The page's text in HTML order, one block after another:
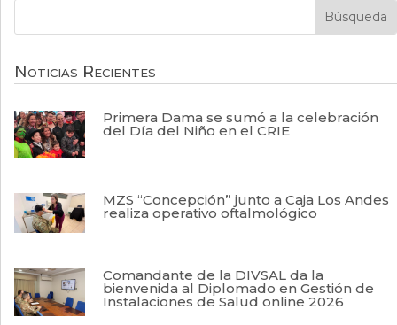
Noticias Recientes
Primera Dama se sumó a la celebración
del Día del Niño en el CRIE
MZS “Concepción” junto a Caja Los Andes
realiza operativo oftalmológico
Comandante de la DIVSAL da la
bienvenida al Diplomado en Gestión de
Instalaciones de Salud online 2026